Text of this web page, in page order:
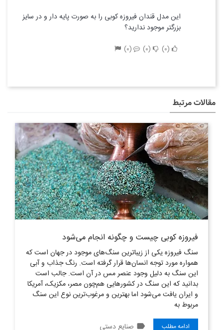
این مدل قندان فیروزه کوبی را به صورت پایه دار و در سایز
بزرگتر موجود ندارید؟
0
0
0
مقالات مرتبط
فیروزه کوبی چیست و چگونه انجام می‌شود
سنگ فیروزه یکی از زیبا‌ترین سنگ‌های موجود در جهان است که
همواره مورد توجه انسان‌ها قرار گرفته است. رنگ جذاب و آبی
این سنگ به دلیل وجود عنصر مس در آن است. جالب است
بدانید که این سنگ در کشورهایی هم‌چون مصر، مکزیک، آمریکا
و ایران یافت می‌شود اما بهترین و مرغوب‌ترین نوع این سنگ
مربوط به
ادامه مطلب label صنایع دستی